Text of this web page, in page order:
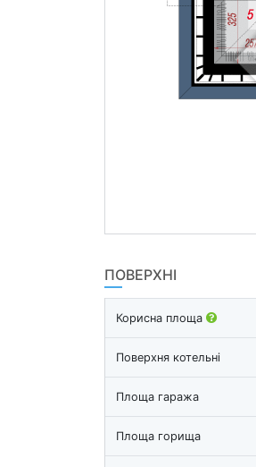
ПОВЕРХНІ
Корисна площа
Поверхня котельні
Площа гаража
Площа горища